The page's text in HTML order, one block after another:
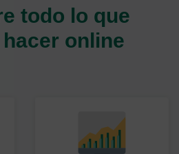
todo lo que
online